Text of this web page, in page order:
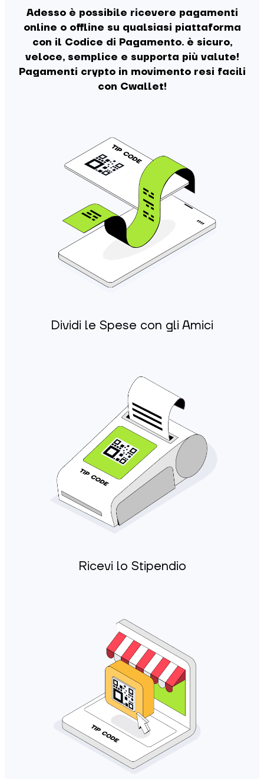
Adesso è possibile ricevere pagamenti
online o offline su qualsiasi piattaforma
con il Codice di Pagamento. è sicuro,
veloce, semplice e supporta più valute!
Pagamenti crypto in movimento resi facili
con Cwallet!
Dividi le Spese con gli Amici
Ricevi lo Stipendio